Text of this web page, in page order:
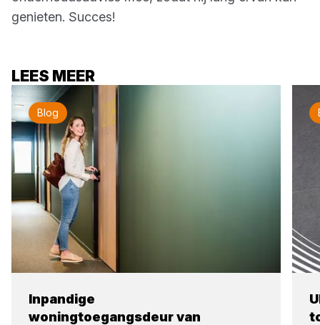
genieten. Succes!
LEES MEER
Blog
Inpandige
woningtoegangsdeur van